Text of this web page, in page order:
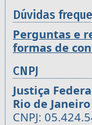
Dúvidas
Perguntas e
formas de
CNPJ
Justiça
Rio de Janeiro
CNPJ: